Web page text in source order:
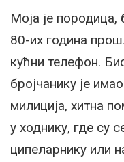
Моја је
80-их година
кућни телефон.
бројчанику је
милиција, хитна
у ходнику, где су
ципеларнику или